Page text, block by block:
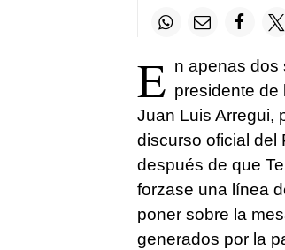
E n apenas dos
presidente de
Juan Luis Arregui,
discurso oficial del
después de que
forzase una línea
poner sobre la
generados por la